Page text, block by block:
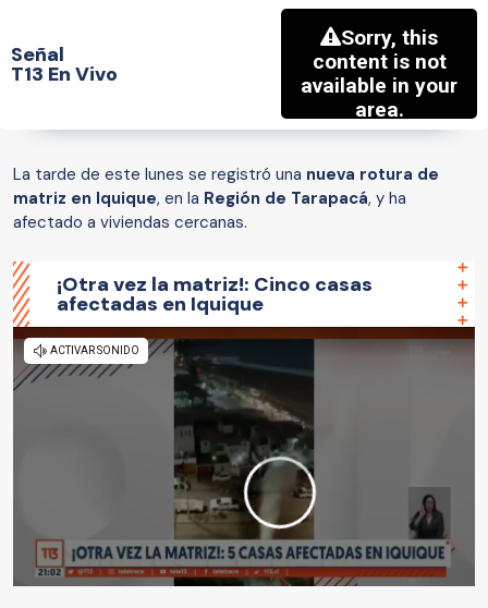
Señal
T13 En Vivo
La tarde de este lunes se registró una nueva rotura de
matriz en Iquique, en la Región de Tarapacá, y ha
afectado a viviendas cercanas.
¡Otra vez la matriz!: Cinco casas
afectadas en Iquique